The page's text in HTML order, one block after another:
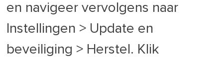
en navigeer vervolgens naar
Instellingen > Update en
beveiliging > Herstel. Klik